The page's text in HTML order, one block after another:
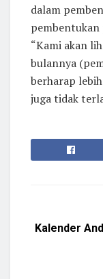
dalam
pembentukan
“Kami akan
bulannya
berharap
juga tidak
Kalender